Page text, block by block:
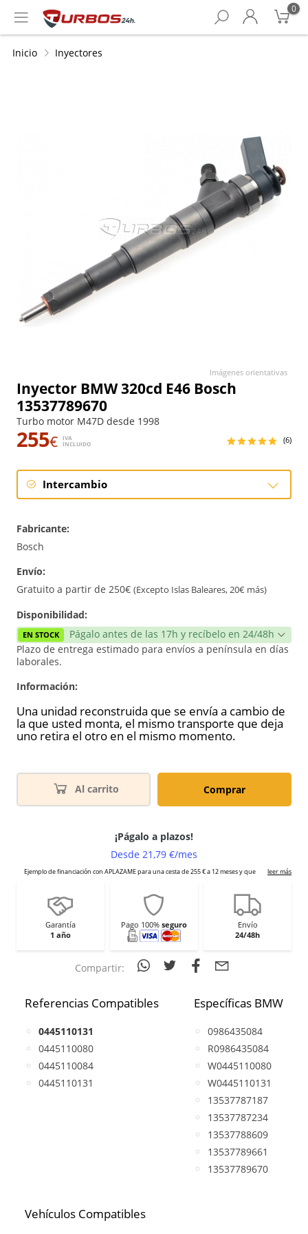
0
Inicio Inyectores
Inyector BMW 320cd E46 Bosch
13537789670
Turbo motor M47D desde 1998
255€
IVA
INCLUIDO
(6)
Intercambio
Fabricante:
Bosch
Envío:
Gratuito a partir de 250€ (Excepto Islas Baleares, 20€ más)
Disponibilidad:
EN STOCK
Págalo antes de las 17h y recíbelo en 24/48h
Plazo de entrega estimado para envíos a península en días
laborales.
Información:
Una unidad reconstruida que se envía a cambio de
la que usted monta, el mismo transporte que deja
uno retira el otro en el mismo momento.
Al carrito Comprar
Garantía
1 año
Pago 100% seguro
Envío
24/48h
Compartir:
Imágenes orientativas
Referencias Compatibles
0445110131
0445110080
0445110084
0445110131
Específicas BMW
0986435084
R0986435084
W0445110080
W0445110131
13537787187
13537787234
13537788609
13537789661
13537789670
Vehículos Compatibles